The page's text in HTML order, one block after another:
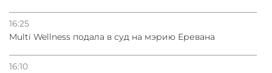
16:25
Multi Wellness подала в суд на мэрию Еревана
16:10